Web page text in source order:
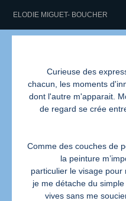
ELODIE MIGUET- BOUCHER
Curieuse des
chacun, les moments
dont l'autre m'apparait.
de regard se crée
Comme des couches de
la peinture
particulier le visage pour
je me détache du
vives sans me